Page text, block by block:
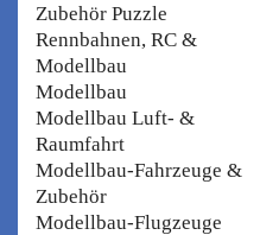
Zubehör Puzzle
Rennbahnen, RC &
Modellbau
Modellbau
Modellbau Luft- &
Raumfahrt
Modellbau-Fahrzeuge &
Zubehör
Modellbau-Flugzeuge